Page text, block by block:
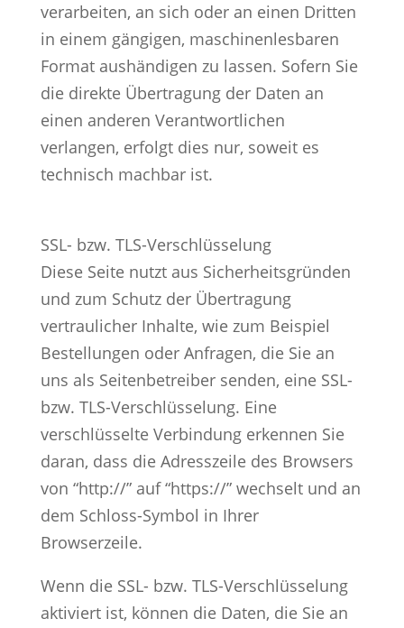
verarbeiten, an sich oder an einen Dritten
in einem gängigen, maschinenlesbaren
Format aushändigen zu lassen. Sofern Sie
die direkte Übertragung der Daten an
einen anderen Verantwortlichen
verlangen, erfolgt dies nur, soweit es
technisch machbar ist.
SSL- bzw. TLS-Verschlüsselung
Diese Seite nutzt aus Sicherheitsgründen
und zum Schutz der Übertragung
vertraulicher Inhalte, wie zum Beispiel
Bestellungen oder Anfragen, die Sie an
uns als Seitenbetreiber senden, eine SSL-
bzw. TLS-Verschlüsselung. Eine
verschlüsselte Verbindung erkennen Sie
daran, dass die Adresszeile des Browsers
von “http://” auf “https://” wechselt und an
dem Schloss-Symbol in Ihrer
Browserzeile.
Wenn die SSL- bzw. TLS-Verschlüsselung
aktiviert ist, können die Daten, die Sie an